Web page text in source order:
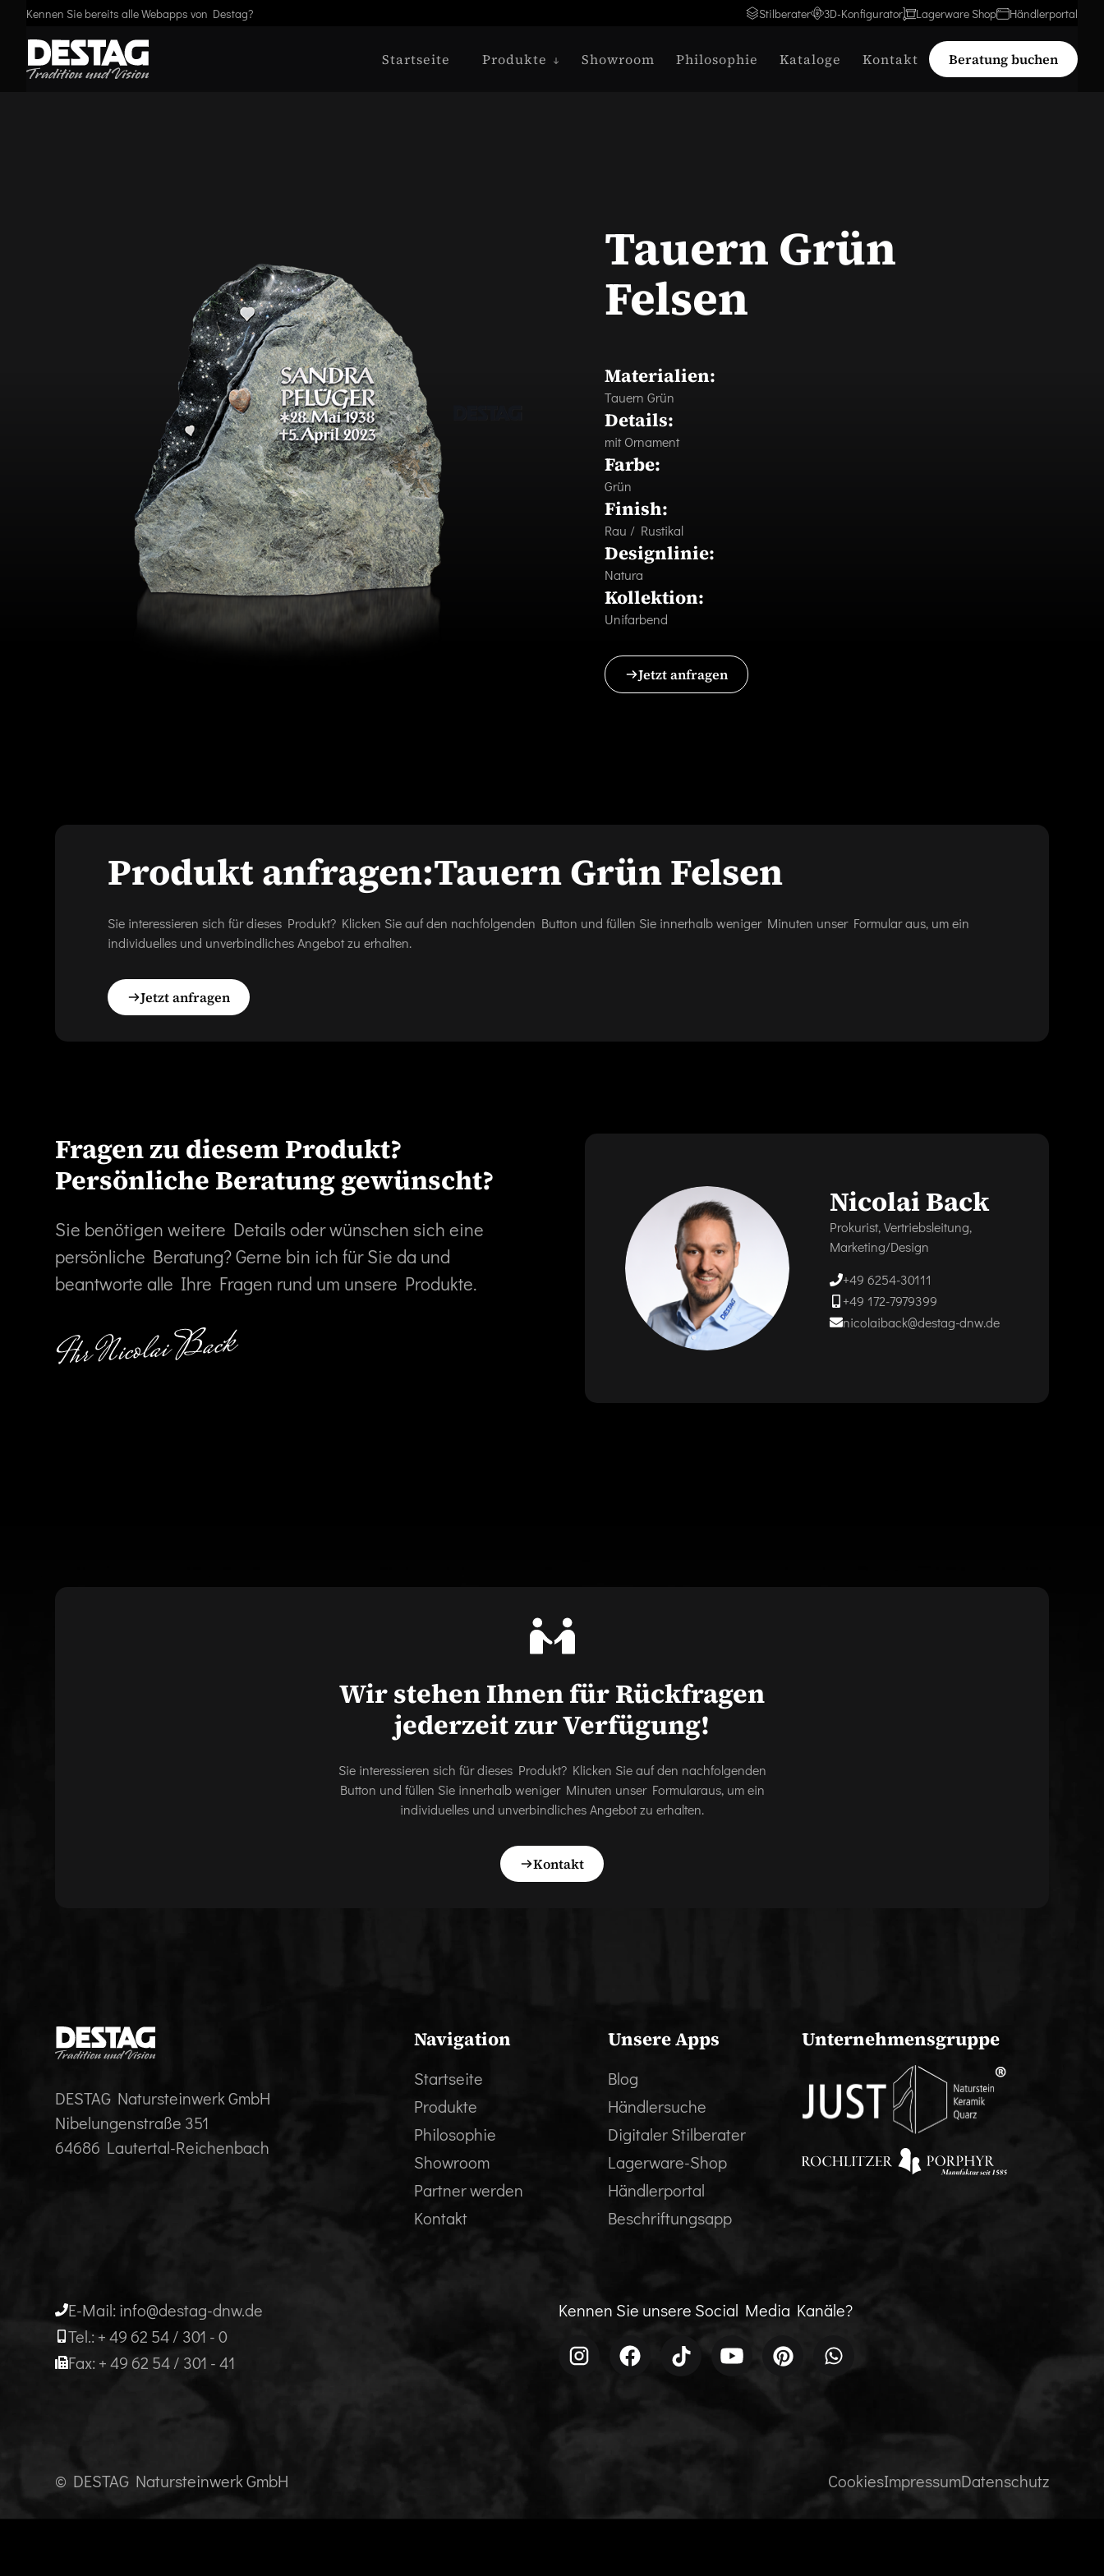
Kennen Sie bereits alle Webapps von Destag? Stilberater 3D-Konfigurator Lagerware Shop Händlerportal
Startseite Produkte Showroom Philosophie Kataloge Kontakt Beratung buchen
Tauern Grün
Felsen
Materialien:
Tauern Grün
Details:
mit Ornament
Farbe:
Grün
Finish:
Rau / Rustikal
Designlinie:
Natura
Kollektion:
Unifarbend
Jetzt anfragen
Produkt anfragen:Tauern Grün Felsen
Sie interessieren sich für dieses Produkt? Klicken Sie auf den nachfolgenden Button und füllen Sie innerhalb weniger Minuten unser Formular aus, um ein
individuelles und unverbindliches Angebot zu erhalten.
Jetzt anfragen
Fragen zu diesem Produkt?
Persönliche Beratung gewünscht?
Sie benötigen weitere Details oder wünschen sich eine
persönliche Beratung? Gerne bin ich für Sie da und
beantworte alle Ihre Fragen rund um unsere Produkte.
Nicolai Back
Prokurist, Vertriebsleitung,
Marketing/Design
+49 6254-30111
+49 172-7979399
nicolaiback@destag-dnw.de
Wir stehen Ihnen für Rückfragen
jederzeit zur Verfügung!
Sie interessieren sich für dieses Produkt? Klicken Sie auf den nachfolgenden
Button und füllen Sie innerhalb weniger Minuten unser Formularaus, um ein
individuelles und unverbindliches Angebot zu erhalten.
Kontakt
DESTAG Natursteinwerk GmbH
Nibelungenstraße 351
64686 Lautertal-Reichenbach
Navigation
Startseite
Produkte
Philosophie
Showroom
Partner werden
Kontakt
Unsere Apps
Blog
Händlersuche
Digitaler Stilberater
Lagerware-Shop
Händlerportal
Beschriftungsapp
Unternehmensgruppe
E-Mail: info@destag-dnw.de
Tel.: + 49 62 54 / 301 - 0
Fax: + 49 62 54 / 301 - 41
Kennen Sie unsere Social Media Kanäle?
© DESTAG Natursteinwerk GmbH CookiesImpressumDatenschutz